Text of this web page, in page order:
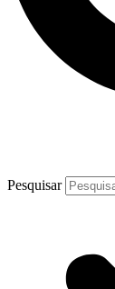
Pesquisar